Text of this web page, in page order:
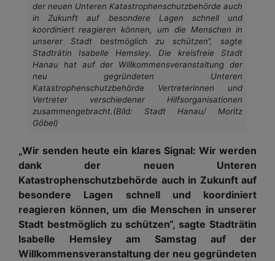
der neuen Unteren Katastrophenschutzbehörde auch
in Zukunft auf besondere Lagen schnell und
koordiniert reagieren können, um die Menschen in
unserer Stadt bestmöglich zu schützen“, sagte
Stadträtin Isabelle Hemsley. Die kreisfreie Stadt
Hanau hat auf der Willkommensveranstaltung der
neu gegründeten Unteren
Katastrophenschutzbehörde Vertreterinnen und
Vertreter verschiedener Hilfsorganisationen
zusammengebracht.(Bild: Stadt Hanau/ Moritz
Göbel)
„Wir senden heute ein klares Signal: Wir werden
dank der neuen Unteren
Katastrophenschutzbehörde auch in Zukunft auf
besondere Lagen schnell und koordiniert
reagieren können, um die Menschen in unserer
Stadt bestmöglich zu schützen“, sagte Stadträtin
Isabelle Hemsley am Samstag auf der
Willkommensveranstaltung der neu gegründeten